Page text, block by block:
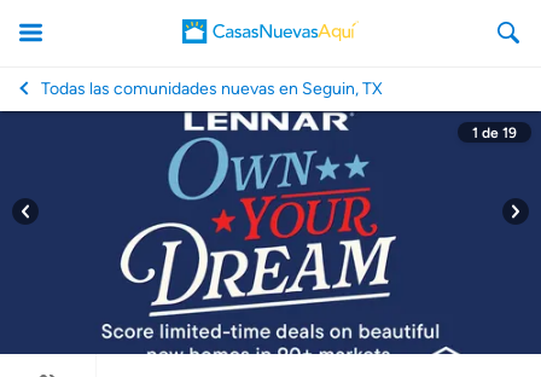
CasasNuevasAqui
Todas las comunidades nuevas en Seguin, TX
1 de 19